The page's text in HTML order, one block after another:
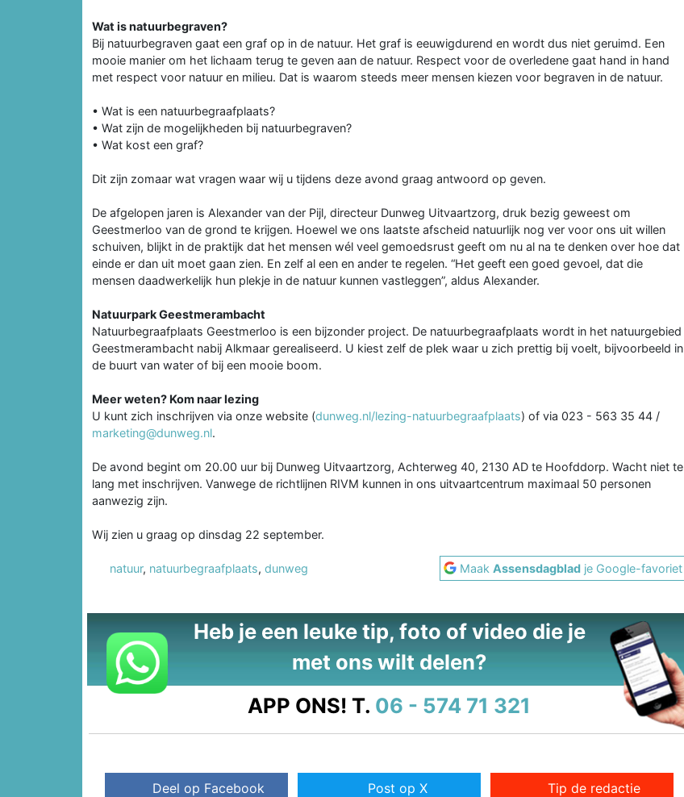
Wat is natuurbegraven?
Bij natuurbegraven gaat een graf op in de natuur. Het graf is eeuwigdurend en wordt dus niet geruimd. Een
mooie manier om het lichaam terug te geven aan de natuur. Respect voor de overledene gaat hand in hand
met respect voor natuur en milieu. Dat is waarom steeds meer mensen kiezen voor begraven in de natuur.
• Wat is een natuurbegraafplaats?
• Wat zijn de mogelijkheden bij natuurbegraven?
• Wat kost een graf?
Dit zijn zomaar wat vragen waar wij u tijdens deze avond graag antwoord op geven.
De afgelopen jaren is Alexander van der Pijl, directeur Dunweg Uitvaartzorg, druk bezig geweest om
Geestmerloo van de grond te krijgen. Hoewel we ons laatste afscheid natuurlijk nog ver voor ons uit willen
schuiven, blijkt in de praktijk dat het mensen wél veel gemoedsrust geeft om nu al na te denken over hoe dat
einde er dan uit moet gaan zien. En zelf al een en ander te regelen. “Het geeft een goed gevoel, dat die
mensen daadwerkelijk hun plekje in de natuur kunnen vastleggen”, aldus Alexander.
Natuurpark Geestmerambacht
Natuurbegraafplaats Geestmerloo is een bijzonder project. De natuurbegraafplaats wordt in het natuurgebied
Geestmerambacht nabij Alkmaar gerealiseerd. U kiest zelf de plek waar u zich prettig bij voelt, bijvoorbeeld in
de buurt van water of bij een mooie boom.
Meer weten? Kom naar lezing
U kunt zich inschrijven via onze website (dunweg.nl/lezing-natuurbegraafplaats) of via 023 - 563 35 44 /
marketing@dunweg.nl.
De avond begint om 20.00 uur bij Dunweg Uitvaartzorg, Achterweg 40, 2130 AD te Hoofddorp. Wacht niet te
lang met inschrijven. Vanwege de richtlijnen RIVM kunnen in ons uitvaartcentrum maximaal 50 personen
aanwezig zijn.
Wij zien u graag op dinsdag 22 september.
natuur, natuurbegraafplaats, dunweg MaakAssensdagblad je Google-favoriet
Heb je een leuke tip, foto of video die je
met ons wilt delen?
APP ONS! T. 06 - 574 71 321
Deel op Facebook Post op X Tip de redactie